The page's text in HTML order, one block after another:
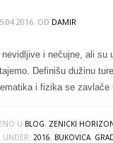
OD DAMIR
nevidljive i nečujne, ali
Definišu dužinu
i fizika se zavlače
U BLOG, ZENICKI
UNDER: 2016, BUKOVICA,